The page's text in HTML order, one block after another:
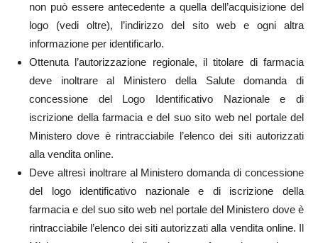
non può essere antecedente a quella dell’acquisizione del
logo (vedi oltre), l’indirizzo del sito web e ogni altra
informazione per identificarlo.
Ottenuta l’autorizzazione regionale, il titolare di farmacia
deve inoltrare al Ministero della Salute domanda di
concessione del Logo Identificativo Nazionale e di
iscrizione della farmacia e del suo sito web nel portale del
Ministero dove è rintracciabile l’elenco dei siti autorizzati
alla vendita online.
Deve altresì inoltrare al Ministero domanda di concessione
del logo identificativo nazionale e di iscrizione della
farmacia e del suo sito web nel portale del Ministero dove è
rintracciabile l’elenco dei siti autorizzati alla vendita online. Il